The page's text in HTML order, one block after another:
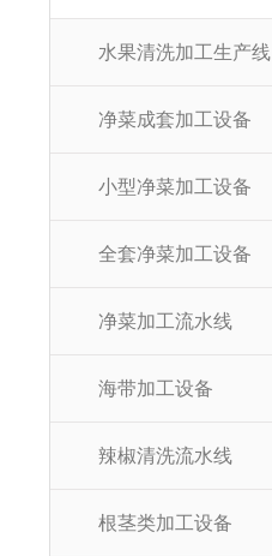
水果清洗加工生产线
净菜成套加工设备
小型净菜加工设备
全套净菜加工设备
净菜加工流水线
海带加工设备
辣椒清洗流水线
根茎类加工设备